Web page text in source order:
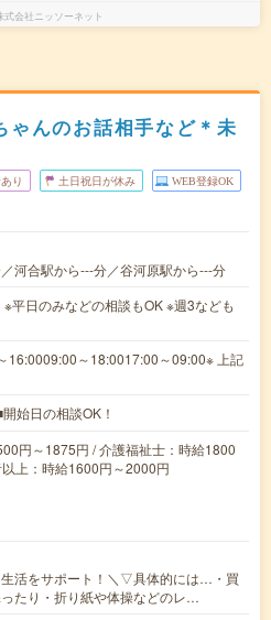
式会社ニッソーネット
ゃんのお話相手など＊未
り 土日祝日が休み WEB登録OK
河合駅から---分／谷河原駅から---分
平日のみなどの相談もOK ※週3なども
16:0009:00～18:0017:00～09:00※ 上記
始日の相談OK！
円～1875円 / 介護福祉士：時給1800
上：時給1600円～2000円
生活をサポート！＼▽具体的には…・買
たり・折り紙や体操などのレ…